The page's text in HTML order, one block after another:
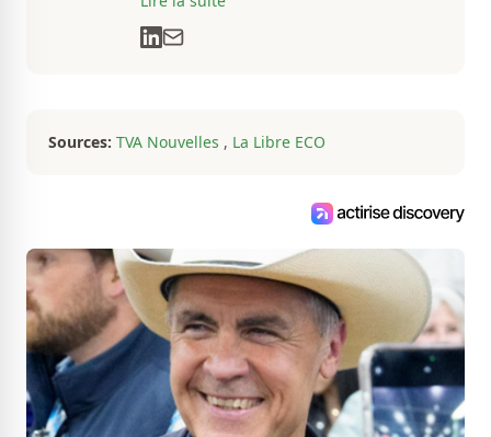
communications depuis près de deux
Sources: TVA Nouvelles , La Libre ECO